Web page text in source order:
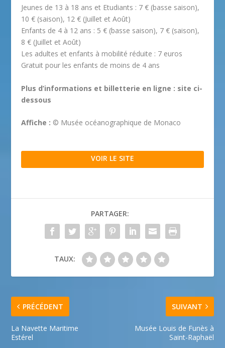
Jeunes de 13 à 18 ans et Etudiants : 7 € (basse saison),
10 € (saison), 12 € (Juillet et Août)
Enfants de 4 à 12 ans : 5 € (basse saison), 7 € (saison),
8 € (Juillet et Août)
Les adultes et enfants à mobilité réduite : 7 euros
Gratuit pour les enfants de moins de 4 ans
Plus d’informations et billetterie en ligne : site ci-
dessous
Affiche : © Musée océanographique de Monaco
VOIR LE SITE
PARTAGER:
TAUX:
PRÉCÉDENT
La Navette Maritime
Estérel
SUIVANT
Musée Louis de Funès à
Saint-Raphaël